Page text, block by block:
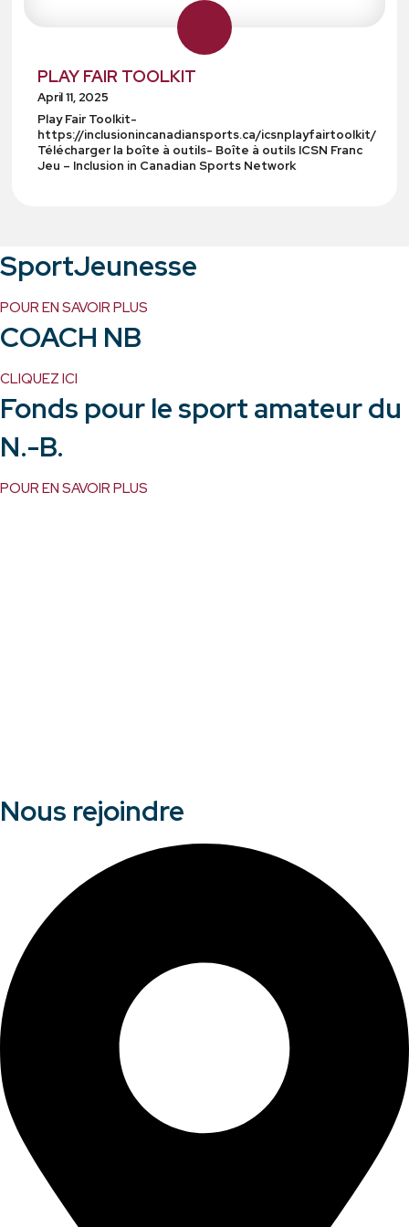
PLAY FAIR TOOLKIT
April 11, 2025
Play Fair Toolkit-
https://inclusionincanadiansports.ca/icsnplayfairtoolkit/
Télécharger la boîte à outils- Boîte à outils ICSN Franc
Jeu – Inclusion in Canadian Sports Network
SportJeunesse
POUR EN SAVOIR PLUS
COACH NB
CLIQUEZ ICI
Fonds pour le sport amateur du
N.-B.
POUR EN SAVOIR PLUS
Nous rejoindre